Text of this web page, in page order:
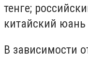
тенге;
китайский юань
В зависимости